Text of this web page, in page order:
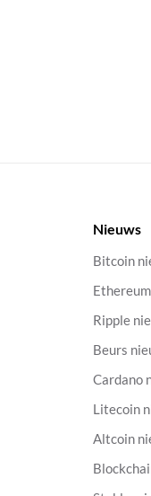
Nieuws
Bitcoin
Ripple
Beurs
Cardano
Litecoin
Altcoin